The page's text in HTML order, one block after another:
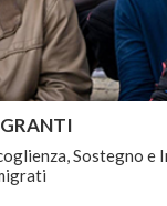
Sostegno e